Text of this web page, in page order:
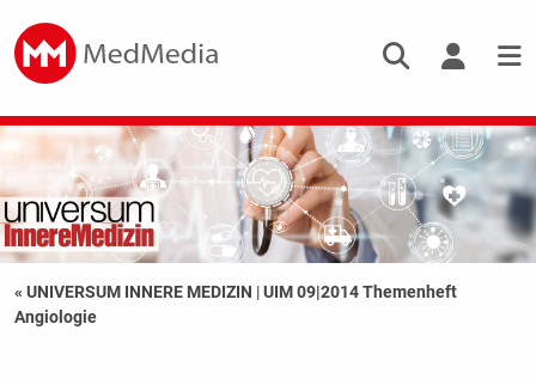
« UNIVERSUM INNERE MEDIZIN |UIM 09|2014 Themenheft
Angiologie